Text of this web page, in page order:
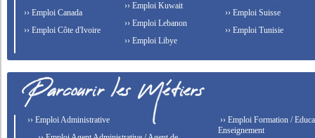
›› Emploi Canada
›› Emploi Côte d'Ivoire
›› Emploi Kuwait
›› Emploi Lebanon
›› Emploi Libye
›› Emploi Suisse
›› Emploi Tunisie
›› Emploi Administrative
›› Emploi Formation /
Enseignement